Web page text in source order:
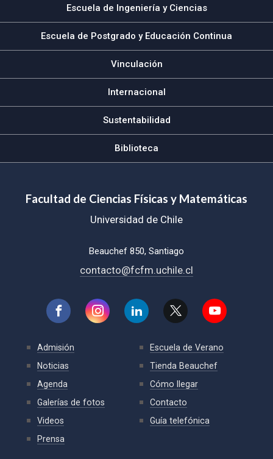
Escuela de Ingeniería y Ciencias
Escuela de Postgrado y Educación Continua
Vinculación
Internacional
Sustentabilidad
Biblioteca
Facultad de Ciencias Físicas y Matemáticas
Universidad de Chile
Beauchef 850, Santiago
contacto@fcfm.uchile.cl
Admisión
Noticias
Agenda
Galerías de fotos
Videos
Prensa
Escuela de Verano
Tienda Beauchef
Cómo llegar
Contacto
Guía telefónica